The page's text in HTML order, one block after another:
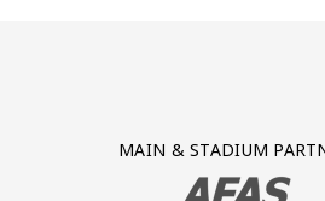
Partner Logos Grid
MAIN & STADIUM
BEZOEK ONZE